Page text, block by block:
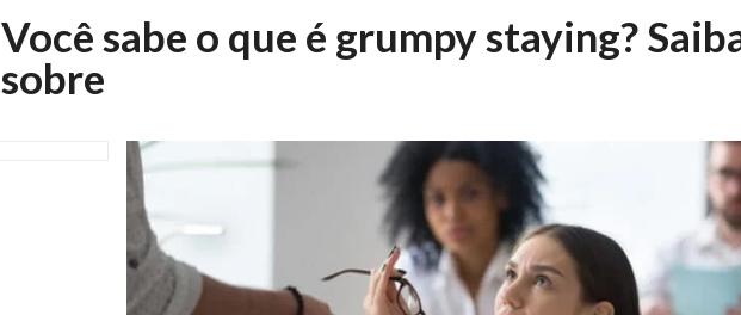
Você sabe o que é grumpy staying?
sobre